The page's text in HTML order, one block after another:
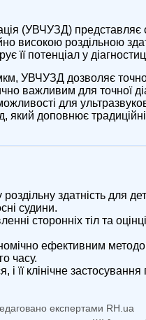
(УВЧУЗД)
високою роздільною
її потенціал у
мкм, УВЧУЗД дозволяє
важливим для точної
для
який доповнює
здатність для
судини.
сторонніх тіл та
ефективним
часу.
і її клінічне
експертами RH.ua